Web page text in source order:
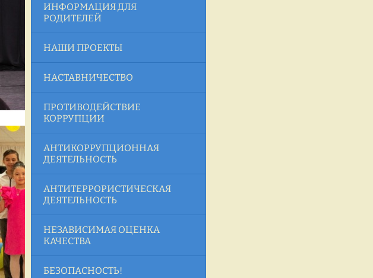
ИНФОРМАЦИЯ ДЛЯ
РОДИТЕЛЕЙ
НАШИ ПРОЕКТЫ
НАСТАВНИЧЕСТВО
ПРОТИВОДЕЙСТВИЕ
КОРРУПЦИИ
АНТИКОРРУПЦИОННАЯ
ДЕЯТЕЛЬНОСТЬ
АНТИТЕРРОРИСТИЧЕСКАЯ
ДЕЯТЕЛЬНОСТЬ
НЕЗАВИСИМАЯ ОЦЕНКА
КАЧЕСТВА
БЕЗОПАСНОСТЬ!